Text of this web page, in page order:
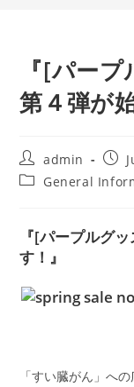
『[パー
第４弾が
Post
author:
admin
Post
PostGeneral
『[パープルグ
す！』
「すい臓がん」へ